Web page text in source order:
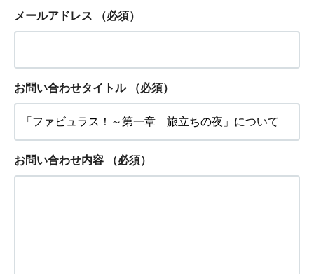
メールアドレス （必須）
お問い合わせタイトル （必須）
お問い合わせ内容 （必須）